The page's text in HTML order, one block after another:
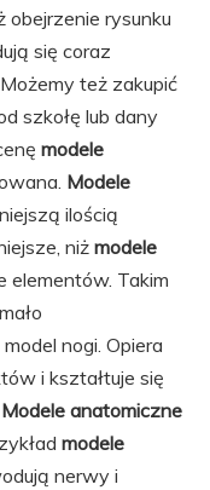
obejrzenie rysunku
się coraz
też zakupić
szkołę lub dany
modele
Modele
ilością
niż modele
elementów. Takim
nogi. Opiera
i kształtuje się
Modele anatomiczne
modele
nerwy i